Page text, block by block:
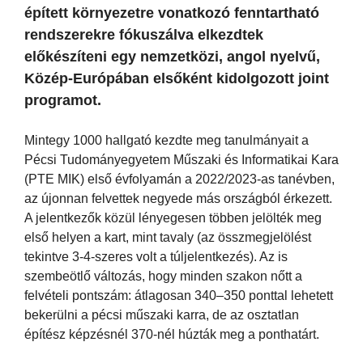
épített környezetre vonatkozó fenntartható
rendszerekre fókuszálva elkezdtek
előkészíteni egy nemzetközi, angol nyelvű,
Közép-Európában elsőként kidolgozott joint
programot.
Mintegy 1000 hallgató kezdte meg tanulmányait a
Pécsi Tudományegyetem Műszaki és Informatikai Kara
(PTE MIK) első évfolyamán a 2022/2023-as tanévben,
az újonnan felvettek negyede más országból érkezett.
A jelentkezők közül lényegesen többen jelölték meg
első helyen a kart, mint tavaly (az összmegjelölést
tekintve 3-4-szeres volt a túljelentkezés). Az is
szembeötlő változás, hogy minden szakon nőtt a
felvételi pontszám: átlagosan 340–350 ponttal lehetett
bekerülni a pécsi műszaki karra, de az osztatlan
építész képzésnél 370-nél húzták meg a ponthatárt.